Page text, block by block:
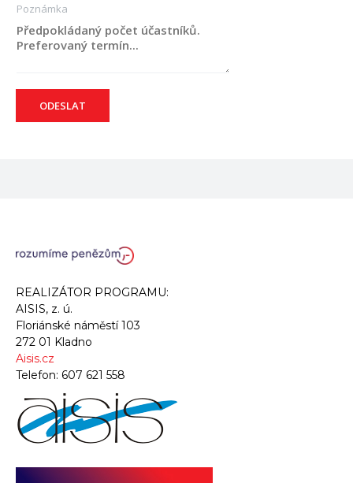
Poznámka
ODESLAT
REALIZÁTOR PROGRAMU:
AISIS, z. ú.
Floriánské náměstí 103
272 01 Kladno
Aisis.cz
Telefon: 607 621 558